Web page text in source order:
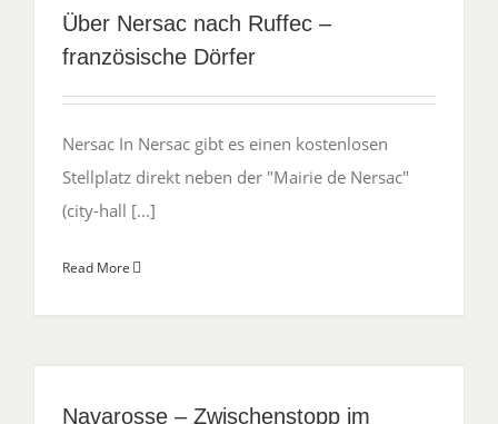
Über Nersac nach Ruffec –
französische Dörfer
Nersac In Nersac gibt es einen kostenlosen
Stellplatz direkt neben der "Mairie de Nersac"
(city-hall [...]
Read More
Navarosse – Zwischenstopp im